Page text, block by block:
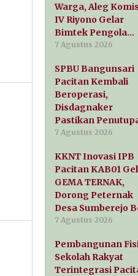
Warga, Aleg
IV Riyono Gelar
Bimtek Pengola…
7 Agustus 2026
SPBU Bangunsari
Pacitan Kembali
Beroperasi,
Disdagnaker
Pastikan
7 Agustus 2026
KKNT Inovasi IPB
Pacitan KAB01
GEMA TERNAK,
Dorong Peternak
Desa Sumberejo
7 Agustus 2026
Pembangunan
Sekolah Rakyat
Terintegrasi